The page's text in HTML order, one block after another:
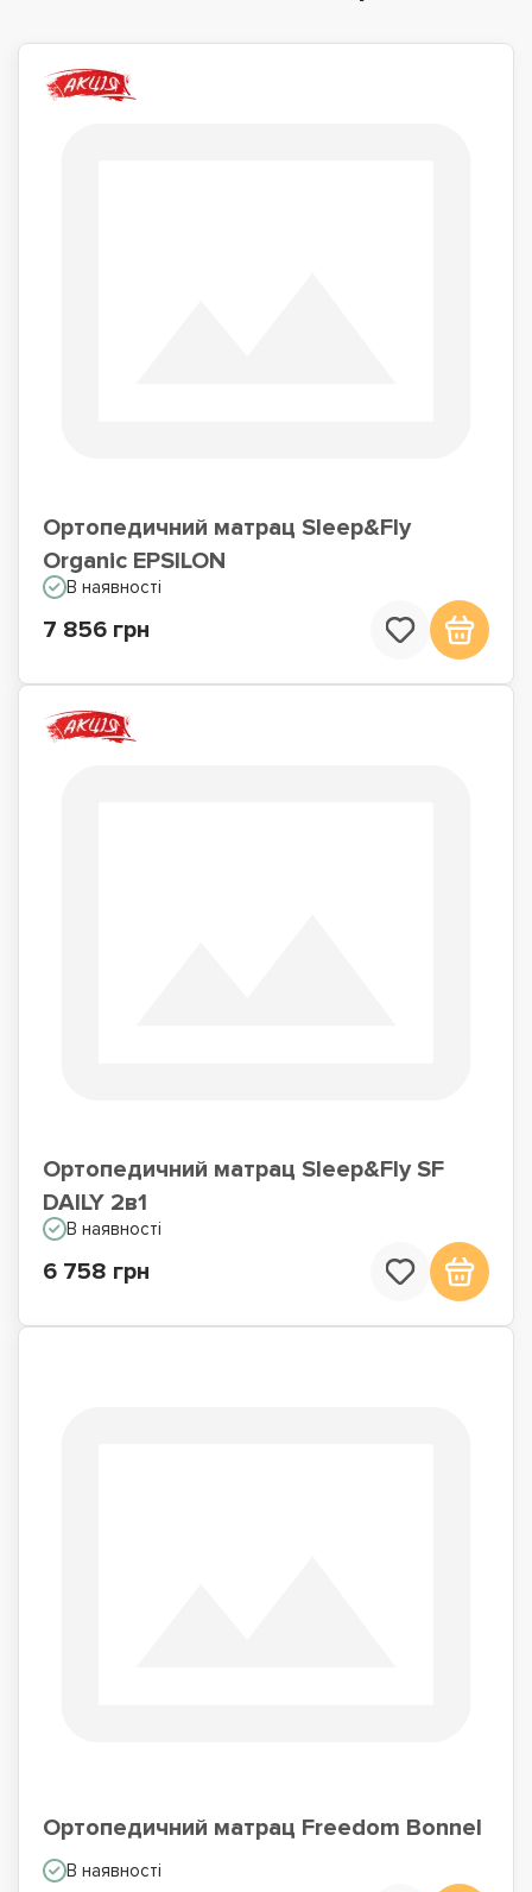
Ортопедичний матрац Sleep&Fly
Organic EPSILON
В наявності
7 856 грн
Ортопедичний матрац Sleep&Fly SF
DAILY 2в1
В наявності
6 758 грн
Ортопедичний матрац Freedom Bonnel
В наявності